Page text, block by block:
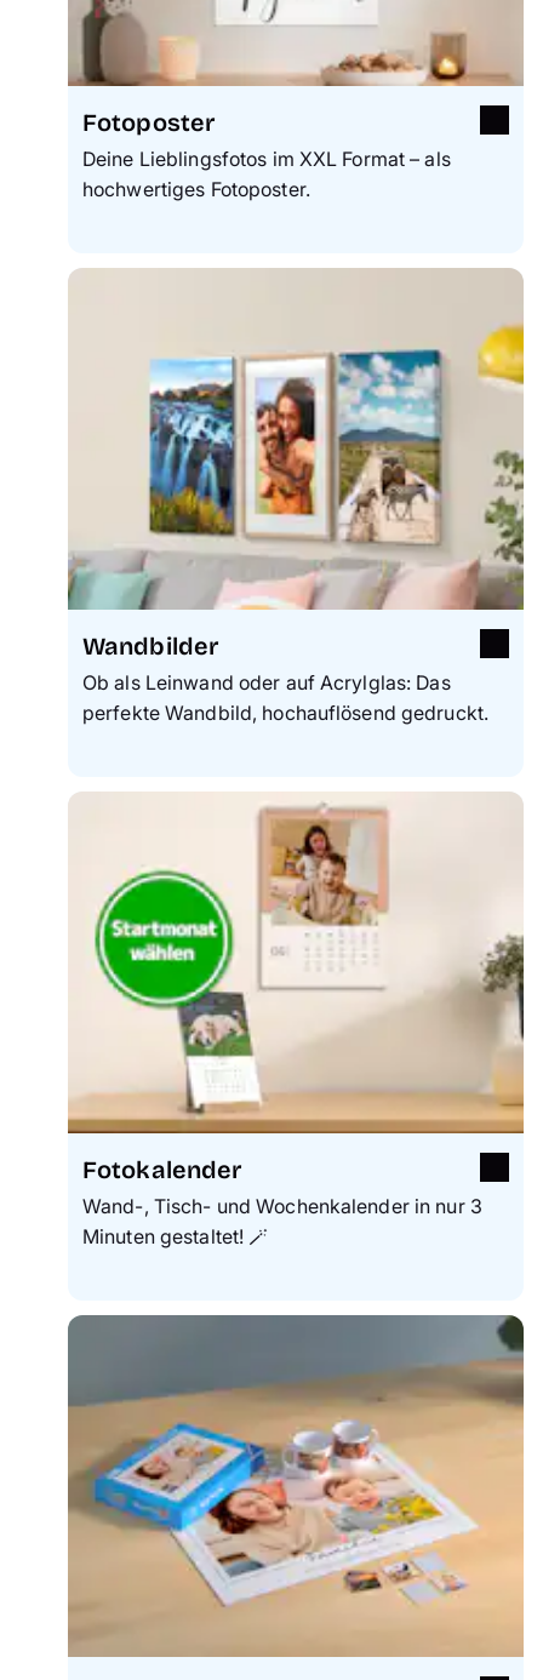
Fotoposter
Deine Lieblingsfotos im XXL Format – als
hochwertiges Fotoposter.
Wandbilder
Ob als Leinwand oder auf Acrylglas: Das
perfekte Wandbild, hochauflösend gedruckt.
Fotokalender
Wand-, Tisch- und Wochenkalender in nur 3
Minuten gestaltet! 🪄